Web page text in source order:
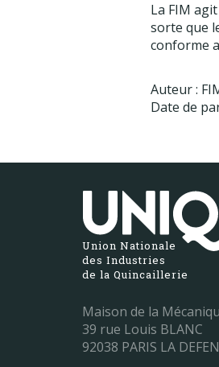
La FIM
sorte que
conforme
Auteur :
Date de
Union Nationale
des Industries
de la Quincaillerie
Maison de la
39 rue Louis BLANC
92038 PARIS LA